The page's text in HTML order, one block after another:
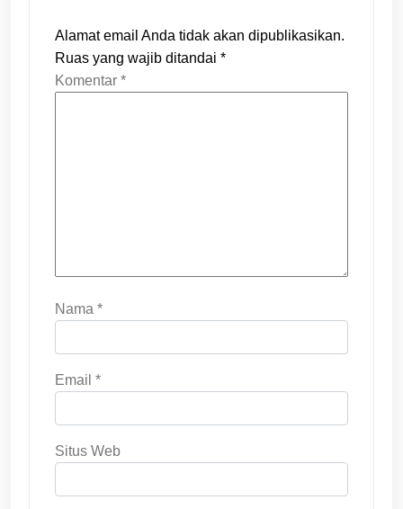
Alamat email Anda tidak akan dipublikasikan.
Ruas yang wajib ditandai *
Komentar *
Nama *
Email *
Situs Web